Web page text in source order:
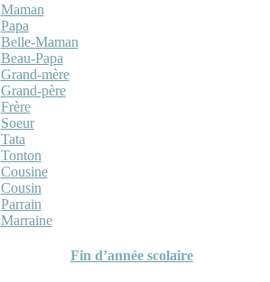
Maman
Papa
Belle-Maman
Beau-Papa
Grand-mère
Grand-père
Frère
Soeur
Tata
Tonton
Cousine
Cousin
Parrain
Marraine
Fin d’année scolaire